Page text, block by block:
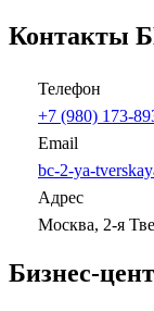
Контакты
Телефон
+7 (980) 173-
Email
bc-2-ya-
Адрес
Москва, 2-я
Бизнес-